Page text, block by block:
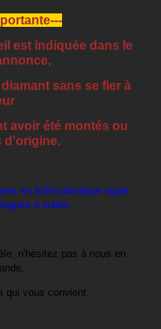
est indiquée dans le
sans se fier à
avoir été montés ou
d'origine.
en boîte plastique rigide
à bulles.
n'hésitez pas à nous en
qui vous convient.